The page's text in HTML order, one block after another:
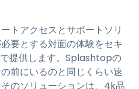
トアクセスとサポートソリ
要とする対面の体験をセキ
提供します。Splashtopの
前にいるのと同じくらい速
のソリューションは、4k品